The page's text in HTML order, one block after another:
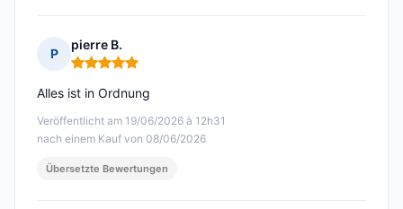
P
pierre B.
Hinweis: 5 von 5
Veröffentlicht am 19/06/2026 à 12h31
nach einem Kauf von 08/06/2026
Alles ist in Ordnung
Übersetzte Bewertungen